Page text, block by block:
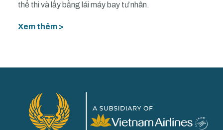
thể thi và lấy bằng lái máy bay tư nhân.
Xem thêm >